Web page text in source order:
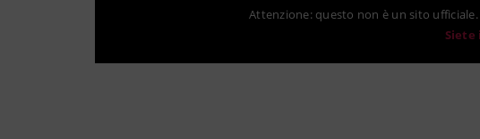
Attenzione: questo non è un sito
Siete